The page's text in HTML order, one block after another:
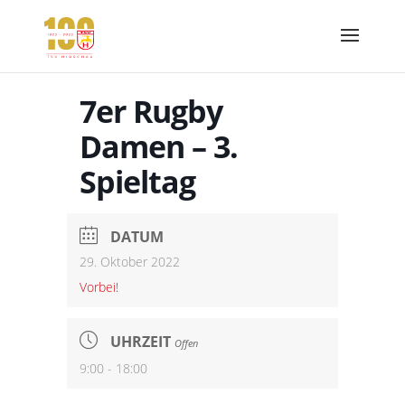
7er Rugby
Damen – 3.
Spieltag
DATUM
29. Oktober 2022
Vorbei!
UHRZEIT Offen
9:00 - 18:00